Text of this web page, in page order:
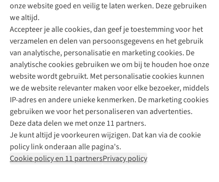
onze website goed en veilig te laten werken. Deze gebruiken
we altijd.
Accepteer je alle cookies, dan geef je toestemming voor het
verzamelen en delen van persoonsgegevens en het gebruik
van analytische, personalisatie en marketing cookies. De
analytische cookies gebruiken we om bij te houden hoe onze
website wordt gebruikt. Met personalisatie cookies kunnen
we de website relevanter maken voor elke bezoeker, middels
IP-adres en andere unieke kenmerken. De marketing cookies
gebruiken we voor het personaliseren van advertenties.
Deze data delen we met onze 11 partners.
Je kunt altijd je voorkeuren wijzigen. Dat kan via de cookie
policy link onderaan alle pagina's.
Cookie policy en 11 partnersPrivacy policy
Direct advies van een Buitenexpert
+31 (0)85 888 50 88
+31 6 12 28 49 80
Contactformulier